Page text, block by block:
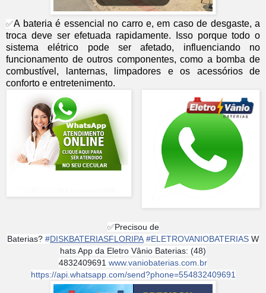
✅A bateria é essencial no carro e, em caso de desgaste, a
troca deve ser efetuada rapidamente. Isso porque todo o
sistema elétrico pode ser afetado, influenciando no
funcionamento de outros componentes, como a bomba de
combustível, lanternas, limpadores e os acessórios de
conforto e entretenimento.
✅Precisou de
Baterias? #DISKBATERIASFLORIPA #ELETROVANIOBATERIAS W
hats App da Eletro Vânio Baterias: (48)
4832409691 www.vaniobaterias.com.br
https://api.whatsapp.com/send?phone=554832409691